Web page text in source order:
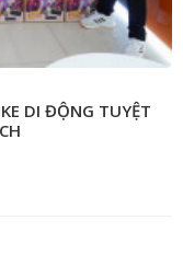
DI ĐỘNG TUYỆT